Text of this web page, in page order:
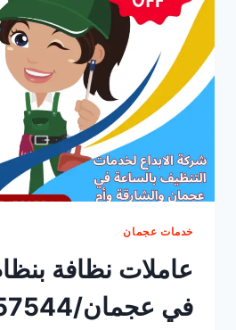
خدمات عجمان
عاملات نظافة
في عجمان/0547557544